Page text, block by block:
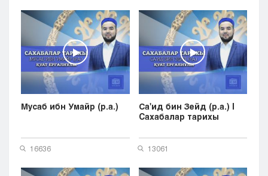
Мусаб ибн Умайр (р.а.)
16636
Са'ид бин Зейд (р.а.) |
Cахабалар тарихы
13061